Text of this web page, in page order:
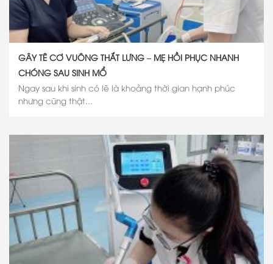
GÂY TÊ CƠ VUÔNG THẮT LƯNG – MẸ HỒI PHỤC NHANH
CHÓNG SAU SINH MỔ
Ngay sau khi sinh có lẽ là khoảng thời gian hạnh phúc
nhưng cũng thật...